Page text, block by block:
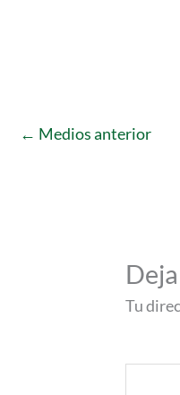
← Medios anterior
Tu